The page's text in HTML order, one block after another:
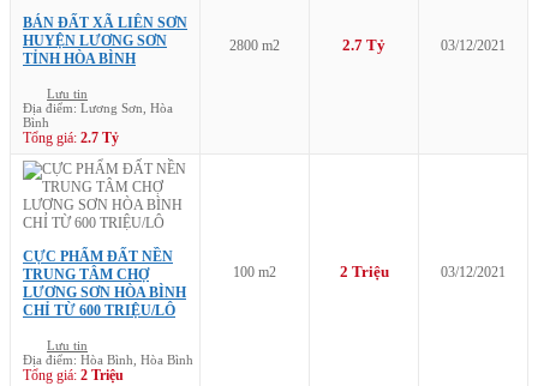
BÁN ĐẤT XÃ LIÊN SƠN
HUYỆN LƯƠNG SƠN
TỈNH HÒA BÌNH
Lưu tin
Địa điểm: Lương Sơn, Hòa
Bình
Tổng giá: 2.7 Tỷ
2800 m2 2.7 Tỷ 03/12/2021
CỰC PHẨM ĐẤT NỀN
TRUNG TÂM CHỢ
LƯƠNG SƠN HÒA BÌNH
CHỈ TỪ 600 TRIỆU/LÔ
Lưu tin
Địa điểm: Hòa Bình, Hòa Bình
Tổng giá: 2 Triệu
100 m2 2 Triệu 03/12/2021